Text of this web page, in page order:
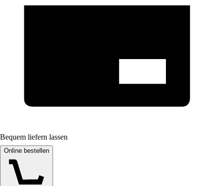
Bequem liefern lassen
Online bestellen